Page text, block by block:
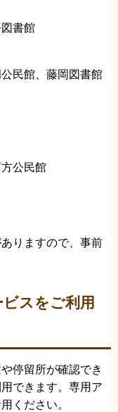
書館
民館、藤岡図書館
公民館
りますので、事前
スをご利用
停留所が確認でき
できます。専用ア
ください。